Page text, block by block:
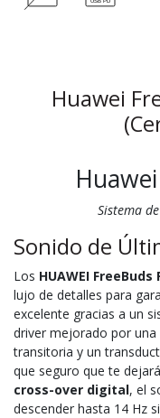
Huawei
Sistema
Sonido de
Los HUAWEI FreeBuds
lujo de detalles para
excelente gracias a un
driver mejorado por
transitoria y un
que seguro que te
cross-over digital, el
descender hasta 14 Hz